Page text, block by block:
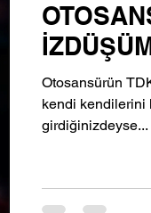
Otosansürün
kendi kendilerini
girdiğinizdeyse...